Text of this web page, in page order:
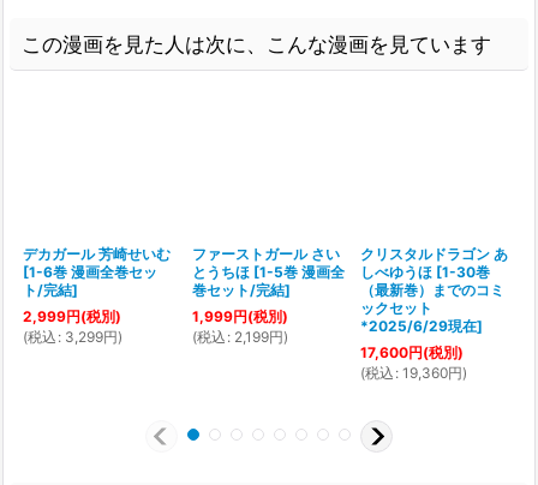
この漫画を見た人は次に、こんな漫画を見ています
デカガール 芳崎せいむ
[1-6巻 漫画全巻セッ
ト/完結]
2,999円(税別)
(税込 : 3,299円)
ファーストガール さい
とうちほ [1-5巻 漫画全
巻セット/完結]
1,999円(税別)
(税込 : 2,199円)
クリスタルドラゴン あ
しべゆうほ [1-30巻
（最新巻）までのコミ
ックセット
*2025/6/29現在]
17,600円(税別)
(税込 : 19,360円)